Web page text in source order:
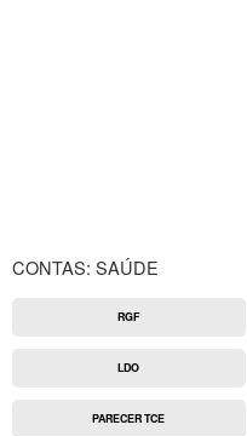
CONTAS: SAÚDE
RGF
LDO
PARECER TCE